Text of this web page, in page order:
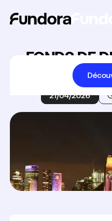
FONDS DE
Accueil
21/04/2026